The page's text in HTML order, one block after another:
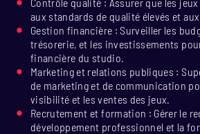
aux standards de qualité élevés et
Gestion financière : Surveiller les
trésorerie, et les investissements
financière du studio.
Marketing et relations publiques :
de marketing et de communication
visibilité et les ventes des jeux.
Recrutement et formation : Gérer le
développement professionnel et la